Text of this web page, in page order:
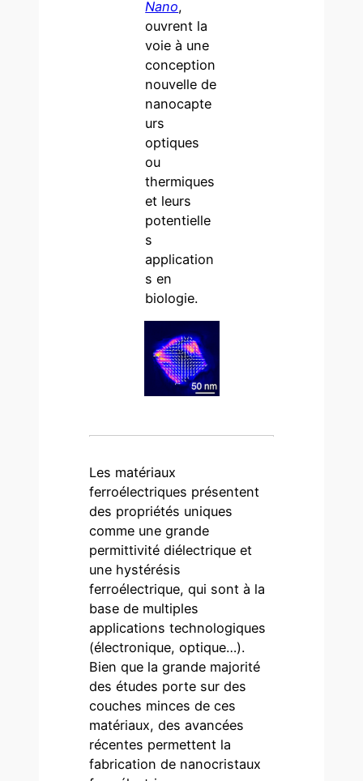
Nano,
ouvrent la
voie à une
conception
nouvelle de
nanocapte
urs
optiques
ou
thermiques
et leurs
potentielle
s
application
s en
biologie.
Les matériaux
ferroélectriques présentent
des propriétés uniques
comme une grande
permittivité diélectrique et
une hystérésis
ferroélectrique, qui sont à la
base de multiples
applications technologiques
(électronique, optique…).
Bien que la grande majorité
des études porte sur des
couches minces de ces
matériaux, des avancées
récentes permettent la
fabrication de nanocristaux